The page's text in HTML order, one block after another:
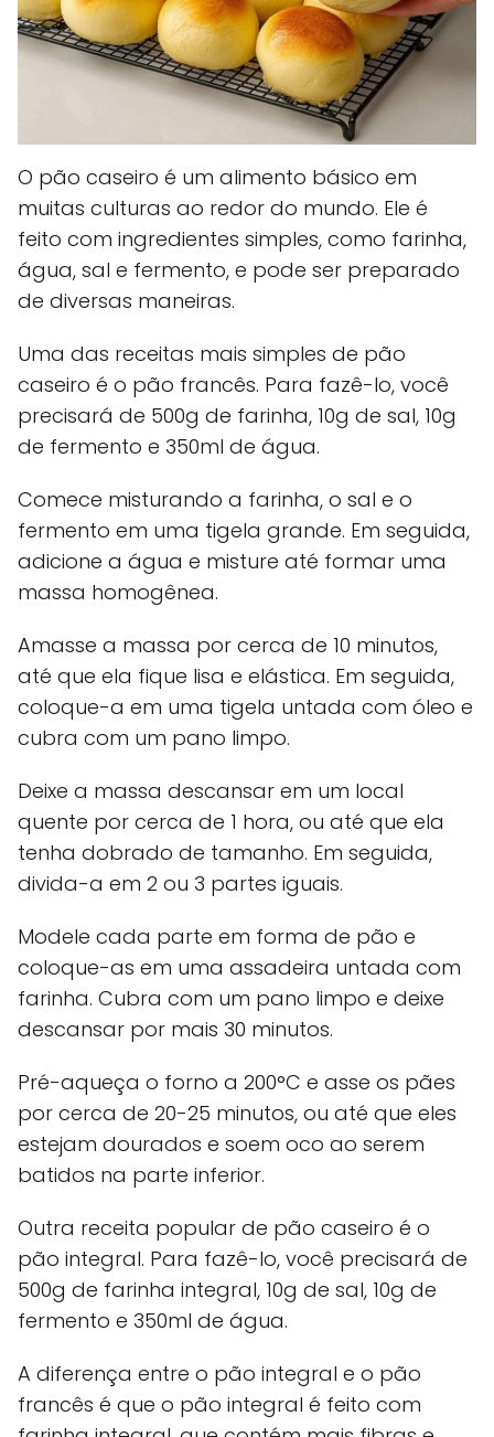
O pão caseiro é um alimento básico em
muitas culturas ao redor do mundo. Ele é
feito com ingredientes simples, como farinha,
água, sal e fermento, e pode ser preparado
de diversas maneiras.
Uma das receitas mais simples de pão
caseiro é o pão francês. Para fazê-lo, você
precisará de 500g de farinha, 10g de sal, 10g
de fermento e 350ml de água.
Comece misturando a farinha, o sal e o
fermento em uma tigela grande. Em seguida,
adicione a água e misture até formar uma
massa homogênea.
Amasse a massa por cerca de 10 minutos,
até que ela fique lisa e elástica. Em seguida,
coloque-a em uma tigela untada com óleo e
cubra com um pano limpo.
Deixe a massa descansar em um local
quente por cerca de 1 hora, ou até que ela
tenha dobrado de tamanho. Em seguida,
divida-a em 2 ou 3 partes iguais.
Modele cada parte em forma de pão e
coloque-as em uma assadeira untada com
farinha. Cubra com um pano limpo e deixe
descansar por mais 30 minutos.
Pré-aqueça o forno a 200°C e asse os pães
por cerca de 20-25 minutos, ou até que eles
estejam dourados e soem oco ao serem
batidos na parte inferior.
Outra receita popular de pão caseiro é o
pão integral. Para fazê-lo, você precisará de
500g de farinha integral, 10g de sal, 10g de
fermento e 350ml de água.
A diferença entre o pão integral e o pão
francês é que o pão integral é feito com